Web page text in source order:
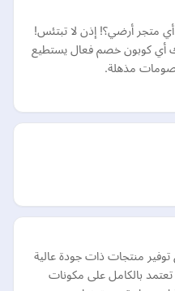
متجر أرضي؟! إذن لا تبتئس!
أي كوبون خصم فعال يستطيع
مذهلة.
توفير منتجات ذات جودة عالية
بالكامل على مكونات